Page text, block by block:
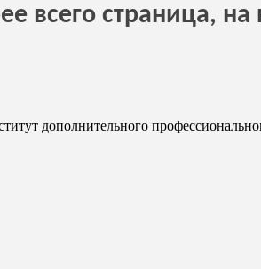
всего страница,
дополнительного